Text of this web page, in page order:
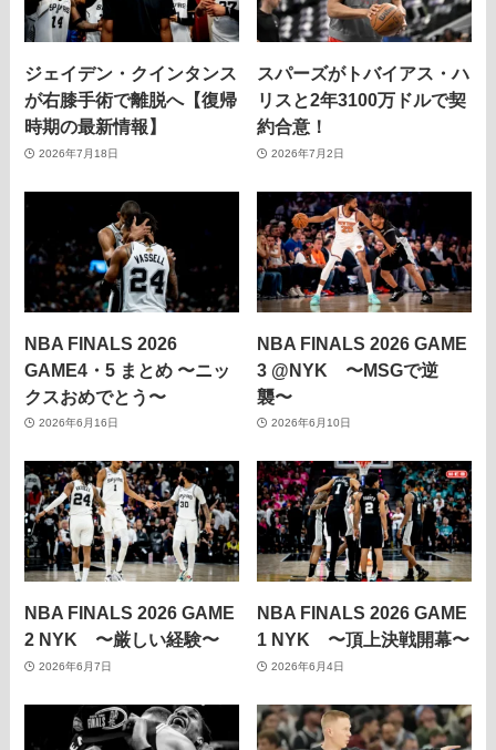
ジェイデン・クインタンス
が右膝手術で離脱へ【復帰
時期の最新情報】
2026年7月18日
スパーズがトバイアス・ハ
リスと2年3100万ドルで契
約合意！
2026年7月2日
NBA FINALS 2026
GAME4・5 まとめ 〜ニッ
クスおめでとう〜
2026年6月16日
NBA FINALS 2026 GAME
3 @NYK 〜MSGで逆
襲〜
2026年6月10日
NBA FINALS 2026 GAME
2 NYK 〜厳しい経験〜
2026年6月7日
NBA FINALS 2026 GAME
1 NYK 〜頂上決戦開幕〜
2026年6月4日